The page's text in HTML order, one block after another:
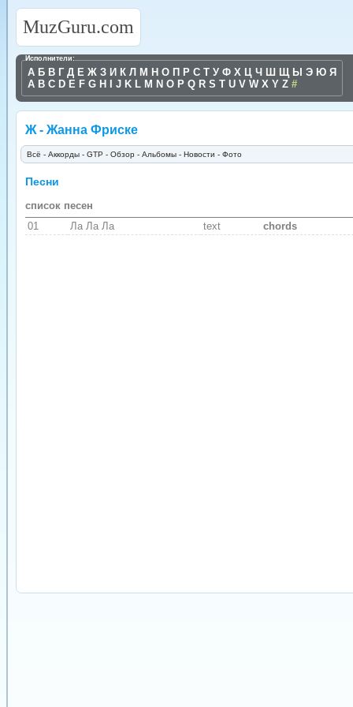
MuzGuru.com
Исполнители:
А Б В Г Д Е Ж З И К Л М Н О П Р С Т У Ф Х Ц Ч Ш Щ Ы Э Ю Я
A B C D E F G H J K L M N O P Q R S T U V W X Y Z #
Ж - Жанна Фриске
Всё - Аккорды - GTP - Обзор - Альбомы - Новости - Фото
Песни
список песен
01
Ла Ла Ла text chords